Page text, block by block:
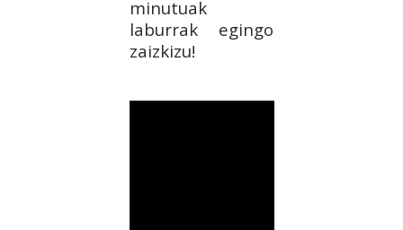
minutuak
laburrak egingo
zaizkizu!